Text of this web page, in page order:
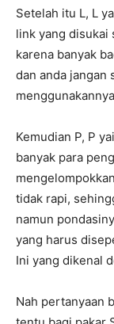
Setelah itu L, L
link yang disukai
karena banyak
dan anda jangan
Kemudian P, P
banyak para
tidak rapi,
namun
yang harus
Ini yang dikenal
Nah pertanyaan